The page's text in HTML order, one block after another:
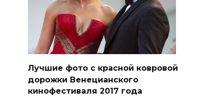
Лучшие фото с красной ковровой
дорожки Венецианского
кинофестиваля 2017 года